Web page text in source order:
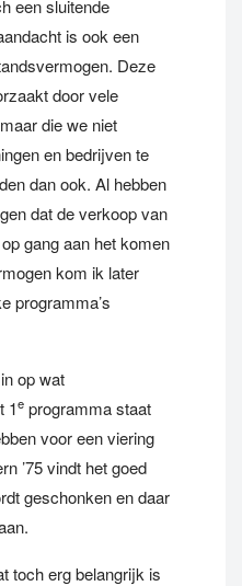
een sluitende
is ook een
Deze
door vele
die we niet
en bedrijven te
dan ook. Al hebben
dat de verkoop van
gang aan het komen
kom ik later
programma’s
op wat
1e programma staat
voor een viering
’75 vindt het goed
geschonken en daar
toch erg belangrijk is